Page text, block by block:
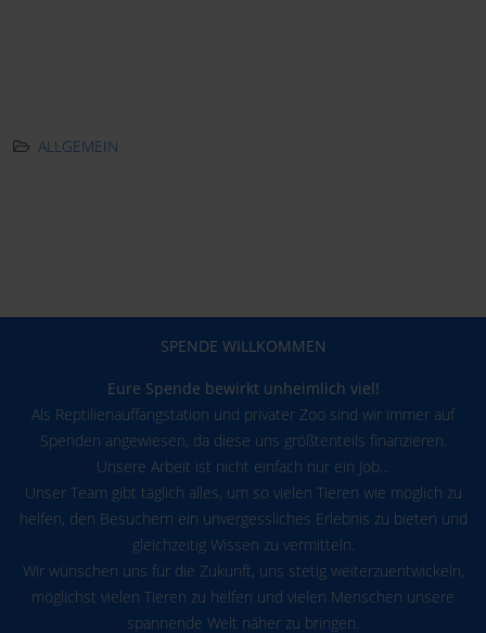
ALLGEMEIN
SPENDE WILLKOMMEN
Eure Spende bewirkt unheimlich viel!
Als Reptilienauffangstation und privater Zoo sind wir immer auf
Spenden angewiesen, da diese uns größtenteils finanzieren.
Unsere Arbeit ist nicht einfach nur ein Job...
Unser Team gibt täglich alles, um so vielen Tieren wie möglich zu
helfen, den Besuchern ein unvergessliches Erlebnis zu bieten und
gleichzeitig Wissen zu vermitteln.
Wir wünschen uns für die Zukunft, uns stetig weiterzuentwickeln,
möglichst vielen Tieren zu helfen und vielen Menschen unsere
spannende Welt näher zu bringen.